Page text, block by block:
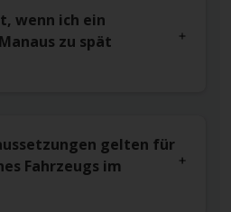
wenn ich ein
zu spät
gelten für
Fahrzeugs im